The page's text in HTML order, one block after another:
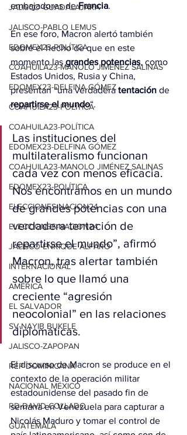
JALISCO-GUADALAJARA
JALISCO-PABLO LEMUS
EDOMEX23-POLÍTICA
COAHUILA23-MANOLO JIMÉNEZ SALINAS
EDOMEX23-DELFINA GÓMEZ
COAHUILA23-POLÍTICA
COAHUILA23-POLÍTICA
EDOMEX23-DELFINA GÓMEZ
COAHUILA23-MANOLO JIMÉNEZ SALINAS
EDOMEX23-POLÍTICA
ELECCIONES-NACION24
ELECCIONES-NACION24
JALISCO-ENRIQUE ALFARO
INTERNACIONAL
AMÉRICA
EL SALVADOR
SV-NAYIB BUKELE
JALISCO-ZAPOPAN
REP DOMINICANA
NACIONAL MÉXICO
RD-DAVID COLLADO
GUATEMALA
embajadores de Francia.
En ese foro, Macron alertó también
sobre el hecho de que en este
momento las grandes potencias, como
Estados Unidos, Rusia y China,
presentan “una verdadera tentación de
repartirse el mundo“.
Las instituciones del
multilateralismo funcionan
cada vez con menos eficacia.
Nos encontramos en un mundo
de grandes potencias con una
verdadera tentación de
repartirse el mundo”, afirmó
Macron, tras alertar también
sobre lo que llamó una
creciente “agresión
neocolonial” en las relaciones
diplomáticas.
El discurso de Macron se produce en el
contexto de la operación militar
estadounidense del pasado fin de
semana en Venezuela para capturar a
Nicolás Maduro y tomar el control de